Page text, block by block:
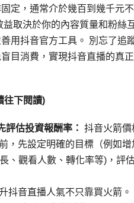
定，通常介於幾百到幾千元
取決於你的內容質量和粉絲
用抖音官方工具。 別忘了追
目消費，實現抖音直播的真
往下閱讀)
評估投資報酬率： 抖音火箭
，先設定明確的目標（例如
、觀看人數、轉化率等)，評
抖音直播人氣不只靠買火箭